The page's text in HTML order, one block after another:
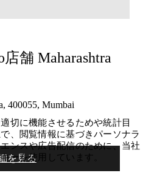
舗 Maharashtra
400055, Mumbai
を見る​
切に機能させるためや統計目
、閲覧情報に基づきパーソナラ
ンスや広告配信のために、当社
ーを使用しています。